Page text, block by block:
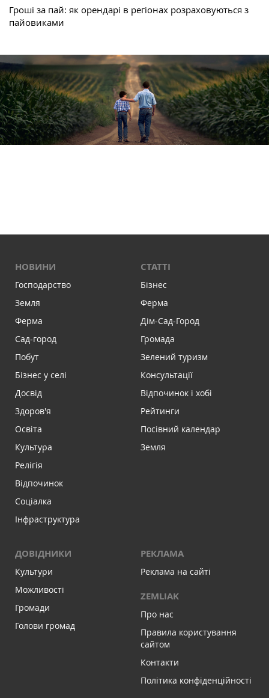
Гроші за пай: як орендарі в регіонах розраховуються з
пайовиками
НОВИНИ
Господарство
Земля
Ферма
Сад-город
Побут
Бізнес у селі
Досвід
Здоров'я
Освіта
Культура
Релігія
Відпочинок
Соціалка
Інфраструктура
СТАТТІ
Бізнес
Ферма
Дім-Сад-Город
Громада
Зелений туризм
Консультації
Відпочинок і хобі
Рейтинги
Посівний календар
Земля
ДОВІДНИКИ
Культури
Можливості
Громади
Голови громад
РЕКЛАМА
Реклама на сайті
ZEMLIAK
Про нас
Правила користування
сайтом
Контакти
Політика конфіденційності